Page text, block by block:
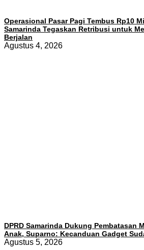
Operasional Pasar Pagi Tembus Rp10
Samarinda Tegaskan Retribusi untuk
Berjalan
Agustus 4, 2026
DPRD Samarinda Dukung Pembatasan
Anak, Suparno: Kecanduan Gadget
Agustus 5, 2026